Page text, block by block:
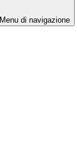
Menu di navigazione